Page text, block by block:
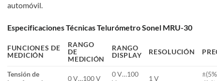
automóvil.
Especificaciones Técnicas Telurómetro Sonel MRU-30
FUNCIONES DE
MEDICIÓN
RANGO
DE
MEDICIÓN
RANGO
DISPLAY
RESOLUCIÓN
Tensión de
0 V…100 V
0 V…100
1 V